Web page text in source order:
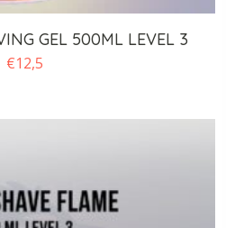
GEL 500ML LEVEL 3
€12,5